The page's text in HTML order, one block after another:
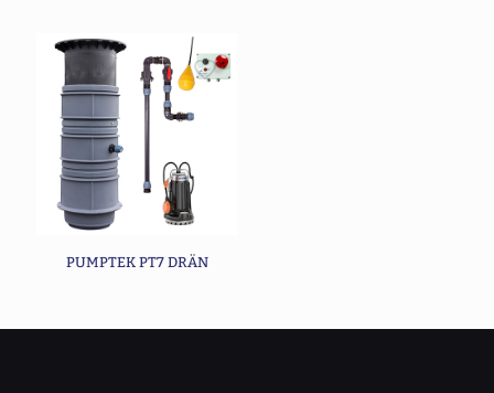
PUMPTEK PT7 DRÄN